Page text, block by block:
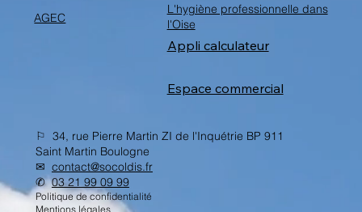
AGEC
L'hygiène professionnelle dans
l'Oise
Espace commercial
Appli calculateur
⚐ 34, rue Pierre Martin ZI de l'Inquétrie BP 911
Saint Martin Boulogne
✉︎ contact@socoldis.fr
✆03 21 99 09 99
Politique de confidentialité
Mentions légales